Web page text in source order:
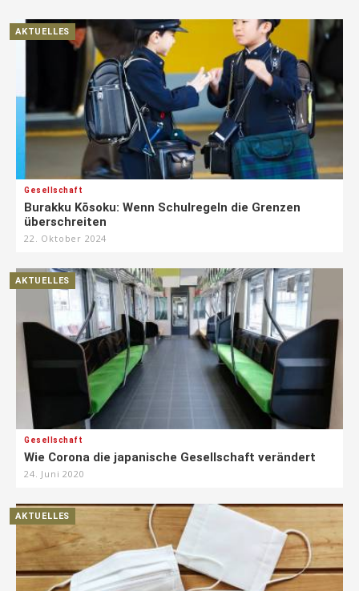
AKTUELLES
Gesellschaft
Burakku Kōsoku: Wenn Schulregeln die Grenzen
überschreiten
22. Oktober 2024
AKTUELLES
Gesellschaft
Wie Corona die japanische Gesellschaft verändert
24. Juni 2020
AKTUELLES